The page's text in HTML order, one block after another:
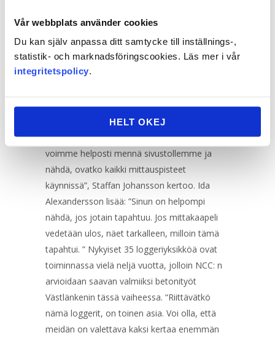
Vår webbplats använder cookies
Du kan själv anpassa ditt samtycke till inställnings-,
statistik- och marknadsföringscookies. Läs mer i vår
integritetspolicy.
HELT OKEJ
NCC:lle Celsicom Easy Connect on tärkeä osa
laadunvalvontaa työn jatkuessa
metroaseman, junatunnelin ja Etapp
tärkeintä on, että voimme nopeasti tarkistaa,
onko kaikki kunnossa. Nykyään olet enemmän
sisällä kuin ulkona. Tuntuu hyvältä, että
voimme helposti mennä sivustollemme ja
nähdä, ovatko kaikki mittauspisteet
käynnissä”, Staffan Johansson kertoo. Ida
Alexandersson lisää: ”Sinun on helpompi
nähdä, jos jotain tapahtuu. Jos mittakaapeli
vedetään ulos, näet tarkalleen, milloin tämä
tapahtui. ” Nykyiset 35 loggeriyksikköä ovat
toiminnassa vielä neljä vuotta, jolloin NCC: n
arvioidaan saavan valmiiksi betonityöt
Västlänkenin tässä vaiheessa. “Riittävätkö
nämä loggerit, on toinen asia. Voi olla, että
meidän on valettava kaksi kertaa enemmän